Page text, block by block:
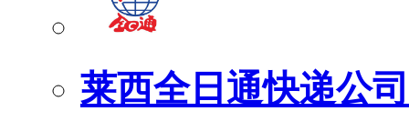
莱西全日通快递公司